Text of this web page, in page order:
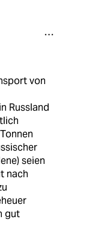
von
Russland
seien
nach
gut